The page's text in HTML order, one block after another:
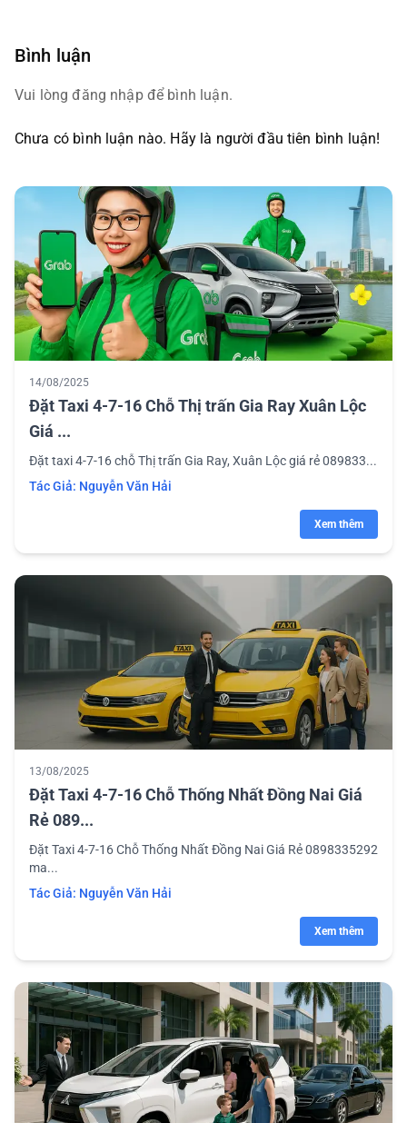
Bình luận
Vui lòng đăng nhập để bình luận.
Chưa có bình luận nào. Hãy là người đầu tiên bình luận!
14/08/2025
Đặt Taxi 4-7-16 Chỗ Thị trấn Gia Ray Xuân Lộc
Giá ...
Đặt taxi 4-7-16 chỗ Thị trấn Gia Ray, Xuân Lộc giá rẻ 089833...
Tác Giả: Nguyễn Văn Hải
Xem thêm
13/08/2025
Đặt Taxi 4-7-16 Chỗ Thống Nhất Đồng Nai Giá
Rẻ 089...
Đặt Taxi 4-7-16 Chỗ Thống Nhất Đồng Nai Giá Rẻ 0898335292
ma...
Tác Giả: Nguyễn Văn Hải
Xem thêm